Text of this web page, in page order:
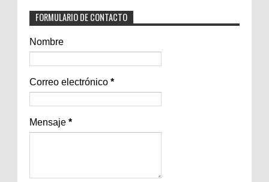
FORMULARIO DE CONTACTO
Nombre
Correo electrónico *
Mensaje *